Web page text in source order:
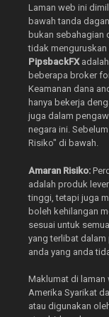
Laman web ini
bawah tanda
bukan sebahagian
tidak
PipsbackFX
beberapa broker
Keamanan dana
hanya bekerja
juga dalam
negara ini.
Risiko" di bawah.
Amaran Risiko:
adalah produk
tinggi, tetapi juga
boleh kehilangan
sesuai untuk
yang terlibat
anda yang anda
Maklumat di
Amerika Syarikat
atau digunakan